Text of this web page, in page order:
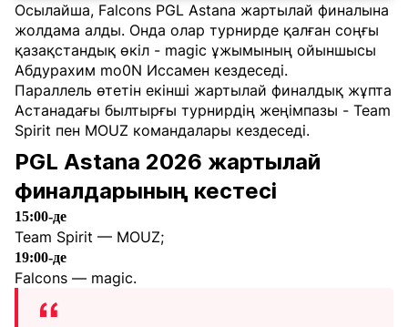
Осылайша, Falcons PGL Astana жартылай финалына
жолдама алды. Онда олар турнирде қалған соңғы
қазақстандық өкіл - magic ұжымының ойыншысы
Абдурахим mo0N Иссамен кездеседі.
Параллель өтетін екінші жартылай финалдық жұпта
Астанадағы былтырғы турнирдің жеңімпазы - Team
Spirit пен MOUZ командалары кездеседі.
PGL Astana 2026 жартылай
финалдарының кестесі
15:00-де
Team Spirit — MOUZ;
19:00-де
Falcons — magic.